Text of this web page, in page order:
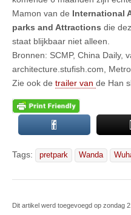
Mamon van de International
parks and Attractions die
staat blijkbaar niet alleen.
Bronnen: SCMP, China Daily,
architecture.stufish.com, Metro
Zie ook de trailer van de Han
Tags: pretpark Wanda
Dit artikel werd toegevoegd op zondag